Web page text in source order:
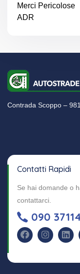
Merci Pericolose
ADR
Contrada Scoppo –
Contatti Rapidi
Se hai domande o
contattarci.
090